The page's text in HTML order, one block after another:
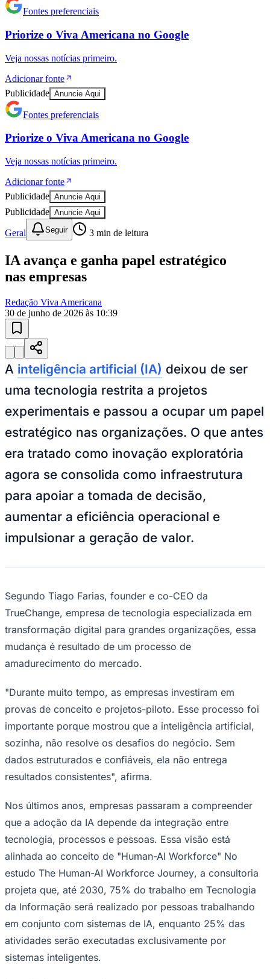
Vitória
Sport
Juventude
Fontes preferenciais
Priorize o Viva Americana no Google
Veja nossas notícias primeiro.
Adicionar fonte
Publicidade Anuncie Aqui
Fontes preferenciais
Priorize o Viva Americana no Google
Veja nossas notícias primeiro.
Adicionar fonte
Publicidade Anuncie Aqui
Publicidade Anuncie Aqui
Geral Seguir 3 min de leitura
IA avança e ganha papel estratégico
nas empresas
Redação Viva Americana
30 de junho de 2026 às 10:39
A inteligência artificial (IA) deixou de ser
uma tecnologia restrita a projetos
experimentais e passou a ocupar um papel
estratégico nas organizações. O que antes
era tratado como inovação exploratória
agora se consolida como infraestrutura
para apoiar a tomada de decisão,
aumentar a eficiência operacional e
impulsionar a geração de valor.
Segundo Tiago Farias, founder e co-CEO da
TrueChange, empresa de tecnologia especializada em
transformação digital para grandes organizações, essa
mudança é resultado de um processo de
amadurecimento do mercado.
"Durante muito tempo, as empresas investiram em
provas de conceito e projetos-piloto. Esse processo foi
importante porque mostrou que a inteligência artificial,
sozinha, não resolve os desafios do negócio. Sem
dados estruturados e confiáveis, ela não entrega
resultados consistentes", afirma.
Nos últimos anos, empresas passaram a compreender
que a adoção da IA depende da integração entre
tecnologia, processos e pessoas. Essa visão está
alinhada ao conceito de "Human-AI Workforce" No
estudo The Human-AI Workforce Journey, a consultoria
projeta que, até 2030, 75% do trabalho em Tecnologia
da Informação será realizado por pessoas trabalhando
em conjunto com sistemas de IA, enquanto 25% das
atividades serão executadas exclusivamente por
sistemas inteligentes.